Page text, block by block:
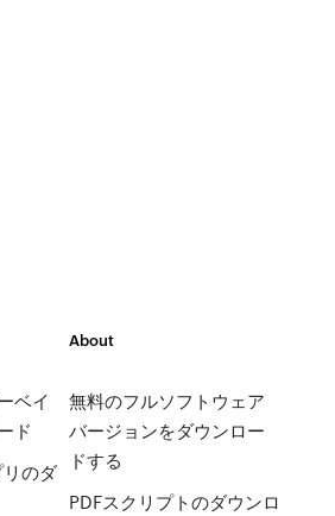
ベイ
ド
のダ
About
無料のフルソフトウェア
バージョンをダウンロー
ドする
PDFスクリプトのダウンロ